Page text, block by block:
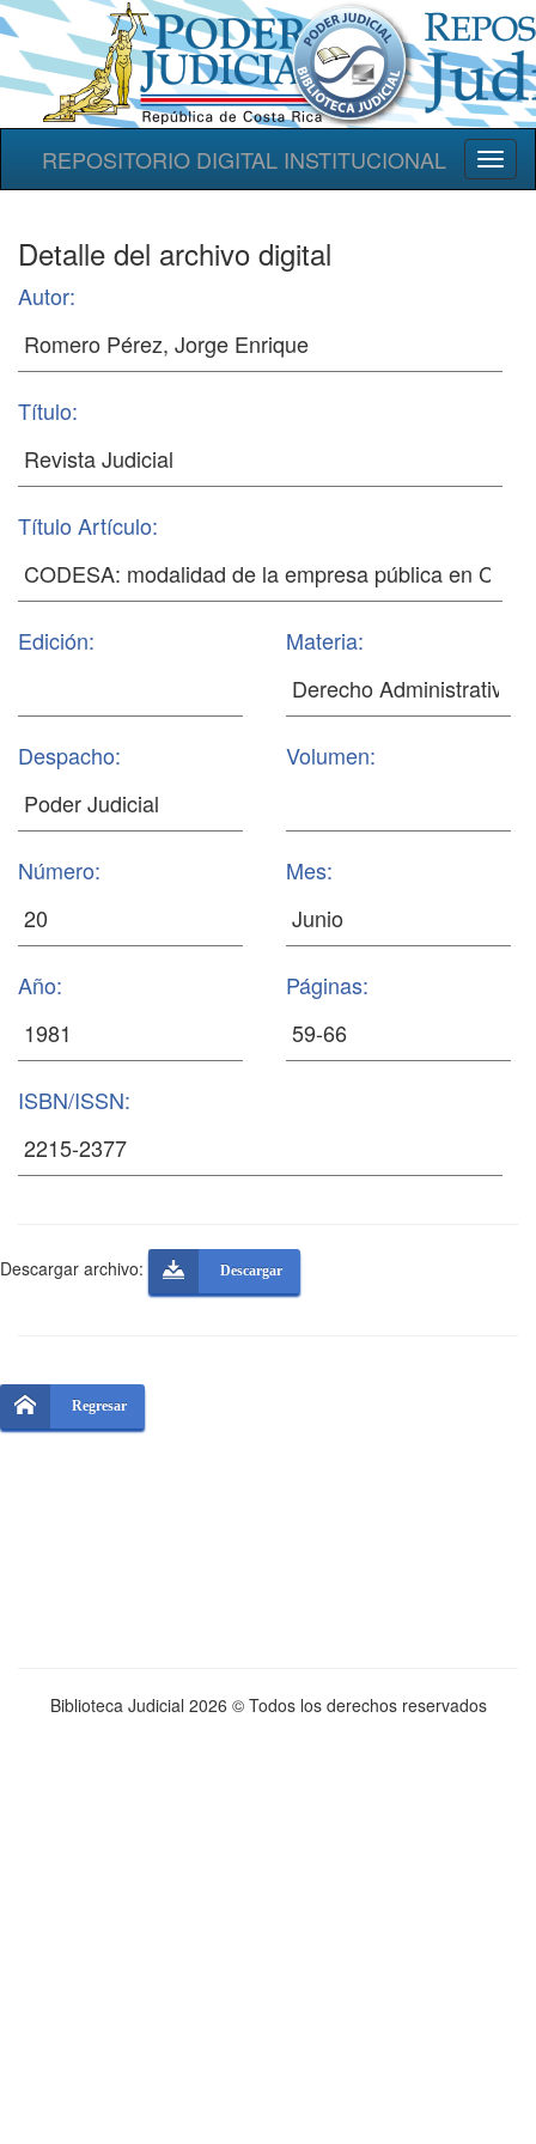
REPOSITORIO DIGITAL INSTITUCIONAL
Detalle del archivo digital
Autor:
Título:
Título Artículo:
Edición: Materia:
Despacho: Volumen:
Número: Mes:
Año: Páginas:
ISBN/ISSN:
Descargar archivo: Descargar
Regresar
Biblioteca Judicial 2026 © Todos los derechos reservados